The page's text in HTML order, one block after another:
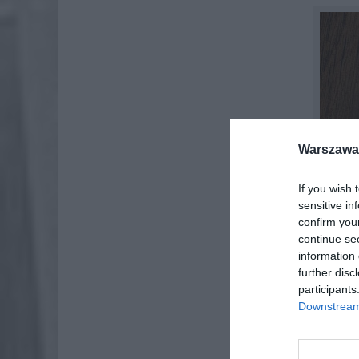
If you wish
sensitive
confirm
continue
information
further